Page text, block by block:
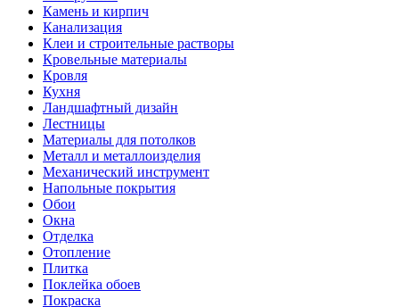
Камень и кирпич
Канализация
Клеи и строительные растворы
Кровельные материалы
Кровля
Кухня
Ландшафтный дизайн
Лестницы
Материалы для потолков
Металл и металлоизделия
Механический инструмент
Напольные покрытия
Обои
Окна
Отделка
Отопление
Плитка
Поклейка обоев
Покраска